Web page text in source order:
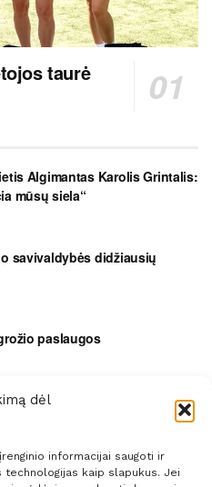
dėl
informacijai saugoti ir
kaip slapukus. Jei
taurė
Algimantas Karolis Grintalis:
mūsų siela“
savivaldybės didžiausių
paslaugos
arba užsitęsusi Biržų gėda